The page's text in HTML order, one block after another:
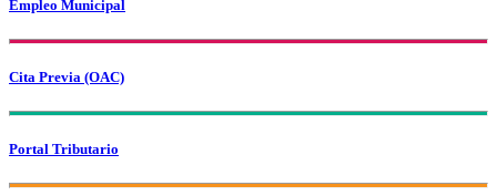
Empleo Municipal
Cita Previa (OAC)
Portal Tributario